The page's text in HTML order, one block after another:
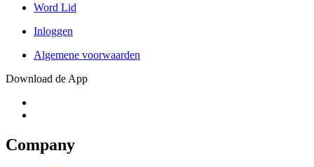
Word Lid
Inloggen
Algemene voorwaarden
Download de App
Company